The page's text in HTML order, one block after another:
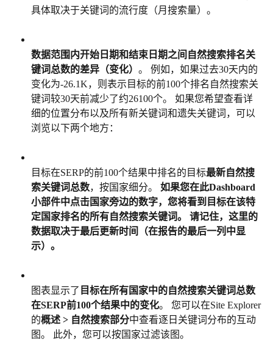
具体取决于关键词的流行度（月搜索量）。
数据范围内开始日期和结束日期之间自然搜索排名关
键词总数的差异（变化） 。 例如，如果过去30天内的
变化为-26.1K，则表示目标的前100个排名自然搜索关
键词较30天前减少了约26100个。 如果您希望查看详
细的位置分布以及所有新关键词和遗失关键词，可以
浏览以下两个地方：
目标在SERP的前100个结果中排名的目标最新自然搜
索关键词总数，按国家细分。 如果您在此Dashboard
小部件中点击国家旁边的数字，您将看到目标在该特
定国家排名的所有自然搜索关键词。 请记住，这里的
数据取决于最后更新时间（在报告的最后一列中显
示）。
图表显示了 目标在所有国家中的自然搜索关键词总数
在SERP前100个结果中的变化。 您可以在Site Explorer
的概述 > 自然搜索部分中查看逐日关键词分布的互动
图。 此外，您可以按国家过滤该图。